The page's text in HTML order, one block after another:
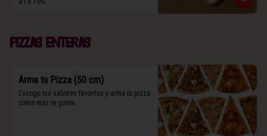
Pizzas enteras
Arma tu Pizza (50 cm)
Escoge tus sabores favoritos y arma tu pizza
como más te guste.